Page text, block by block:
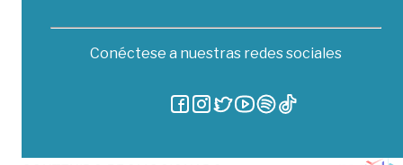
Conéctese a nuestras redes sociales